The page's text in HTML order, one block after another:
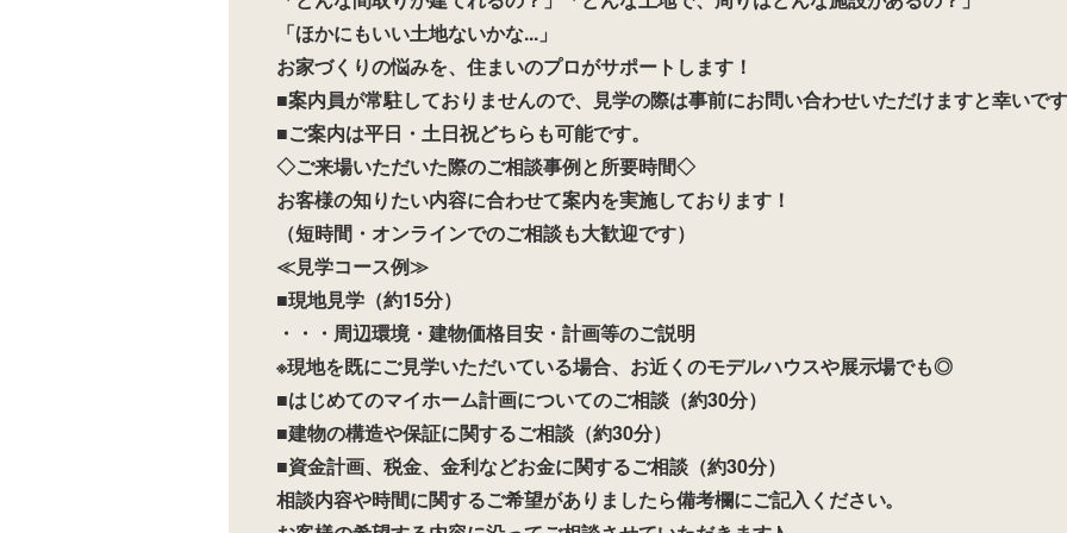
「ほかにもいい土地ないかな...」
お家づくりの悩みを、住まいのプロがサポートします！
■案内員が常駐しておりませんので、見学の際は事前にお問い合わせいただけますと幸いで
■ご案内は平日・土日祝どちらも可能です。
◇ご来場いただいた際のご相談事例と所要時間◇
お客様の知りたい内容に合わせて案内を実施しております！
（短時間・オンラインでのご相談も大歓迎です）
≪見学コース例≫
■現地見学（約15分）
・・・周辺環境・建物価格目安・計画等のご説明
※現地を既にご見学いただいている場合、お近くのモデルハウスや展示場でも◎
■はじめてのマイホーム計画についてのご相談（約30分）
■建物の構造や保証に関するご相談（約30分）
■資金計画、税金、金利などお金に関するご相談（約30分）
相談内容や時間に関するご希望がありましたら備考欄にご記入ください。